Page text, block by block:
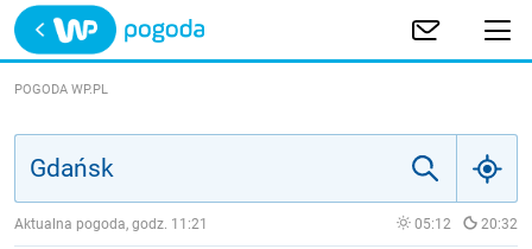
Trwa ładowanie
POLSKA
POGODA WP.PL
Aktualna pogoda, godz. 11:21 05:12 20:32